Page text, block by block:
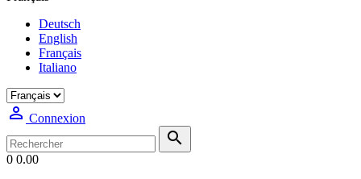
Deutsch
English
Français
Italiano
 Connexion

0 0.00